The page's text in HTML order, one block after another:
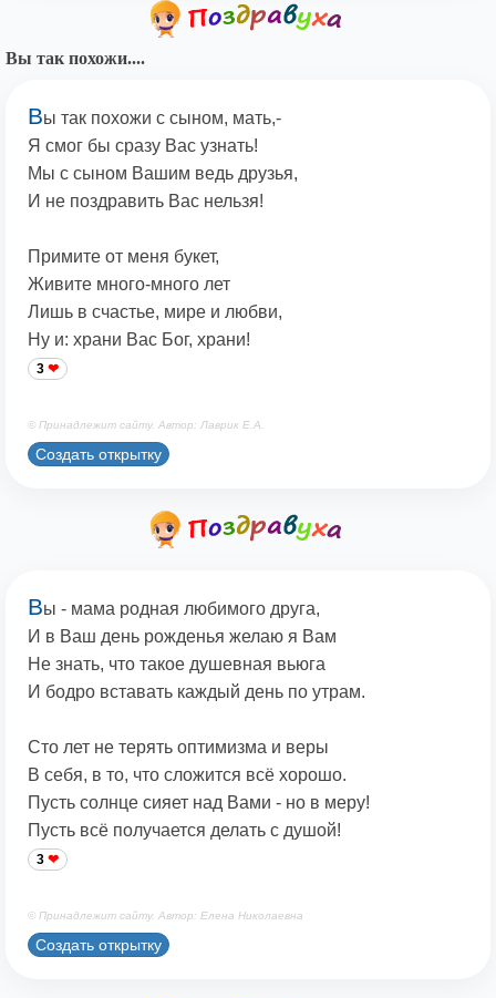
Вы так похожи....
Вы так похожи с сыном, мать,-
Я смог бы сразу Вас узнать!
Мы с сыном Вашим ведь друзья,
И не поздравить Вас нельзя!
Примите от меня букет,
Живите много-много лет
Лишь в счастье, мире и любви,
Ну и: храни Вас Бог, храни!
3
© Принадлежит сайту. Автор: Лаврик Е.А.
Создать открытку
Вы - мама родная любимого друга,
И в Ваш день рожденья желаю я Вам
Не знать, что такое душевная вьюга
И бодро вставать каждый день по утрам.
Сто лет не терять оптимизма и веры
В себя, в то, что сложится всё хорошо.
Пусть солнце сияет над Вами - но в меру!
Пусть всё получается делать с душой!
3
© Принадлежит сайту. Автор: Елена Николаевна
Создать открытку